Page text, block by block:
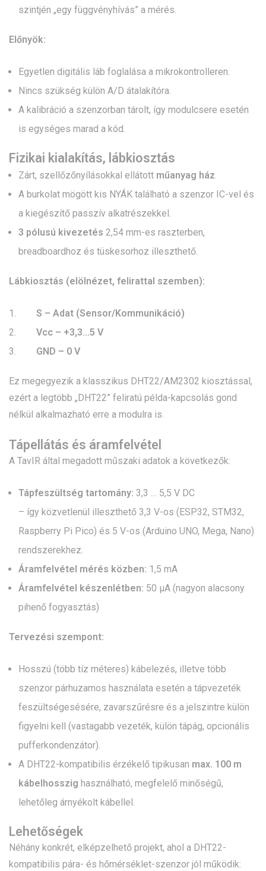
szintjén „egy függvényhívás” a mérés.
Előnyök:
Egyetlen digitális láb foglalása a mikrokontrolleren.
Nincs szükség külön A/D átalakítóra.
A kalibráció a szenzorban tárolt, így modulcsere esetén
is egységes marad a kód.
Fizikai kialakítás, lábkiosztás
Zárt, szellőzőnyílásokkal ellátott műanyag ház.
A burkolat mögött kis NYÁK található a szenzor IC-vel és
a kiegészítő passzív alkatrészekkel.
3 pólusú kivezetés 2,54 mm-es raszterben,
breadboardhoz és tüskesorhoz illeszthető.
Lábkiosztás (elölnézet, felirattal szemben):
S – Adat (Sensor/Kommunikáció)
Vcc – +3,3…5 V
GND – 0 V
Ez megegyezik a klasszikus DHT22/AM2302 kiosztással,
ezért a legtöbb „DHT22” feliratú példa-kapcsolás gond
nélkül alkalmazható erre a modulra is.
Tápellátás és áramfelvétel
A TavIR által megadott műszaki adatok a következők:
Tápfeszültség tartomány: 3,3 … 5,5 V DC
– így közvetlenül illeszthető 3,3 V-os (ESP32, STM32,
Raspberry Pi Pico) és 5 V-os (Arduino UNO, Mega, Nano)
rendszerekhez.
Áramfelvétel mérés közben: 1,5 mA
Áramfelvétel készenlétben: 50 µA (nagyon alacsony
pihenő fogyasztás)
Tervezési szempont:
Hosszú (több tíz méteres) kábelezés, illetve több
szenzor párhuzamos használata esetén a tápvezeték
feszültségesésére, zavarszűrésre és a jelszintre külön
figyelni kell (vastagabb vezeték, külön tápág, opcionális
pufferkondenzátor).
A DHT22-kompatibilis érzékelő tipikusan max. 100 m
kábelhosszig használható, megfelelő minőségű,
lehetőleg árnyékolt kábellel.
Lehetőségek
Néhány konkrét, elképzelhető projekt, ahol a DHT22-
kompatibilis pára- és hőmérséklet-szenzor jól működik: